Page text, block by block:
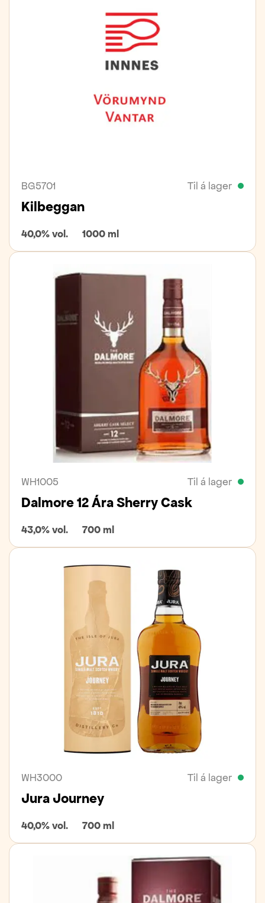
BG5701 Til á lager
Kilbeggan
40,0% vol. 1000 ml
WH1005 Til á lager
Dalmore 12 Ára Sherry Cask
43,0% vol. 700 ml
WH3000 Til á lager
Jura Journey
40,0% vol. 700 ml